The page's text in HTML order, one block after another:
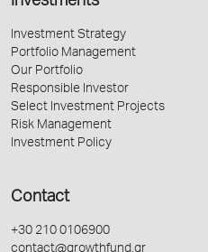
Investment Strategy
Portfolio Management
Our Portfolio
Responsible Investor
Select Investment Projects
Risk Management
Investment Policy
Contact
+30 210 0106900
contact@growthfund.gr